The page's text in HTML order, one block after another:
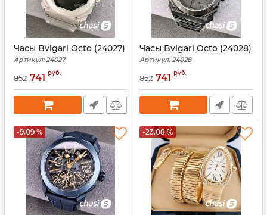
Часы Bvlgari Octo (24027)
Артикул: 24027
852 741 руб.
Часы Bvlgari Octo (24028)
Артикул: 24028
852 741 руб.
-9.09 % -23.08 %